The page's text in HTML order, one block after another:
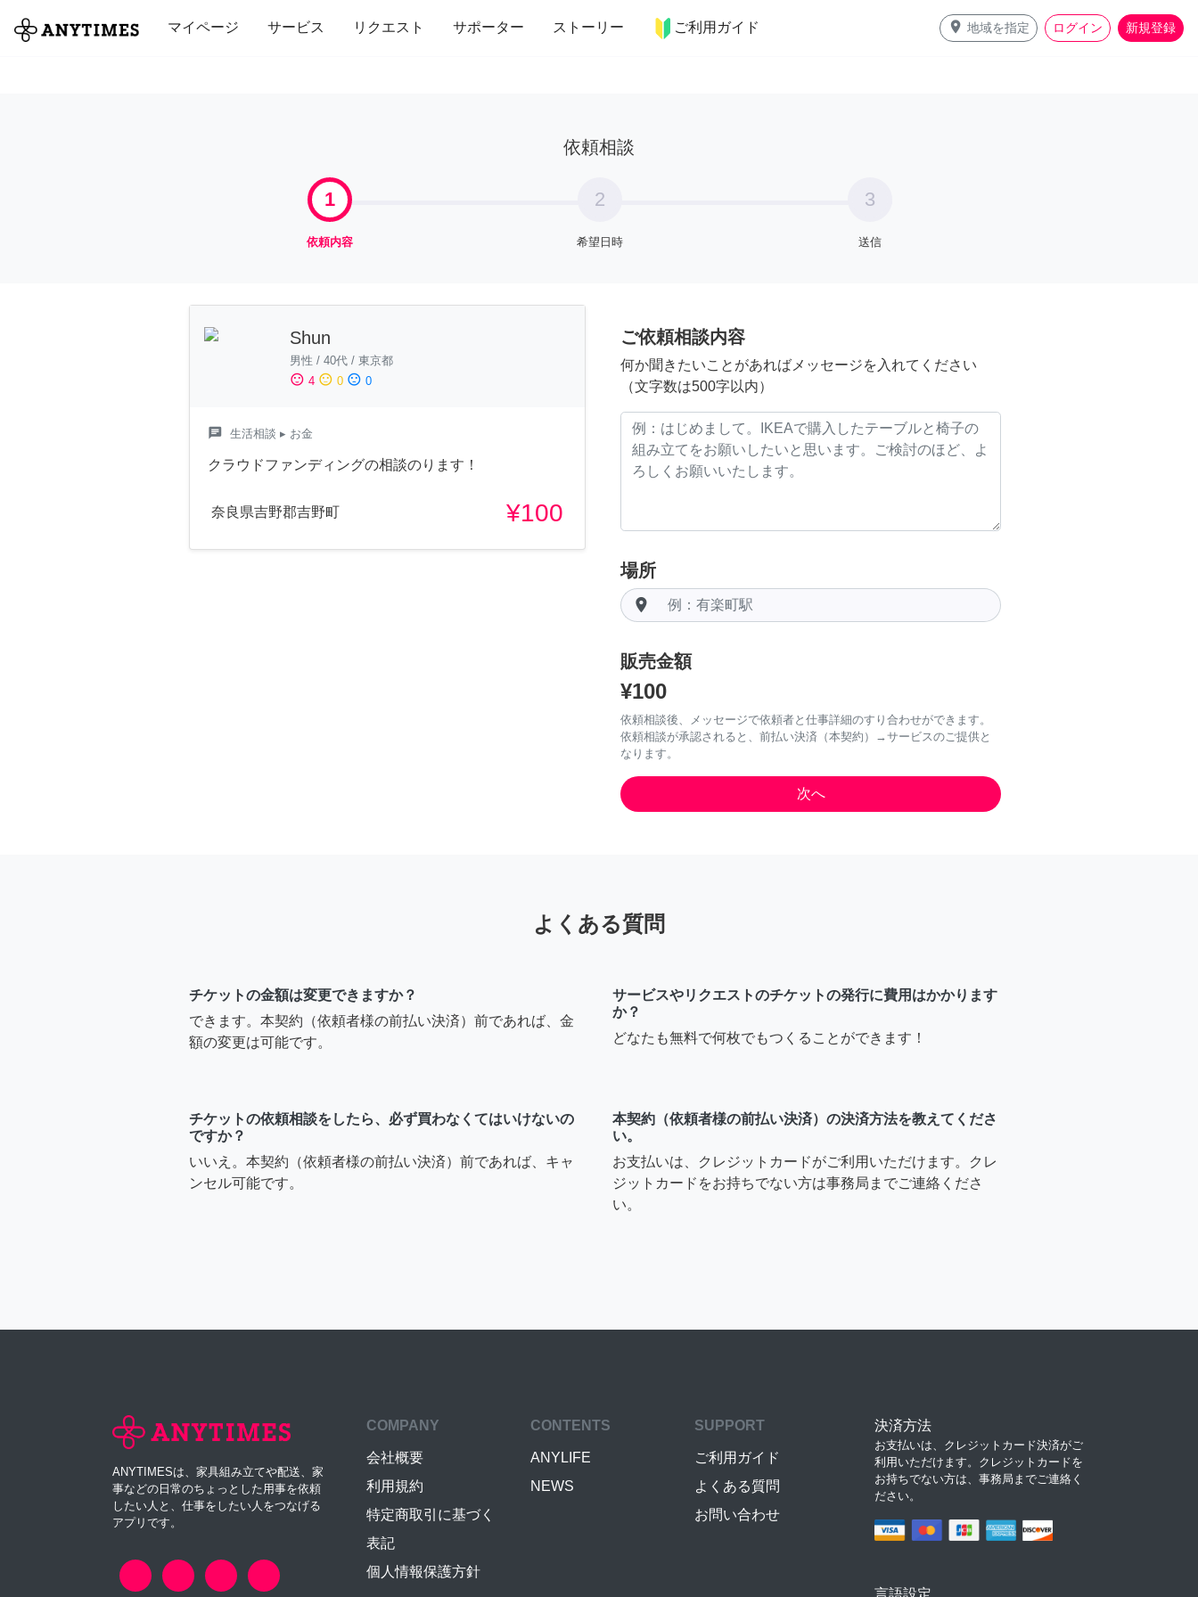
マイページ サービス リクエスト サポーター ストーリー ご利用ガイド place 地域を指定 ログイン 新規登録
全て 修理・組立 家事 引っ越し インテリア 趣味・習い事 ペット 料理
依頼相談
1
依頼内容
2
希望日時
3
送信
Shun
男性 / 40代 / 東京都
sentiment_satisfied 4 sentiment_neutral 0 sentiment_dissatisfied 0
chat 生活相談 ▸ お金
クラウドファンディングの相談のります！
奈良県吉野郡吉野町 ¥100
ご依頼相談内容
何か聞きたいことがあればメッセージを入れてください
（文字数は500字以内）
場所
room
販売金額
¥100
依頼相談後、メッセージで依頼者と仕事詳細のすり合わせができます。
依頼相談が承認されると、前払い決済（本契約）→サービスのご提供と
なります。
よくある質問
チケットの金額は変更できますか？
できます。本契約（依頼者様の前払い決済）前であれば、金
額の変更は可能です。
サービスやリクエストのチケットの発行に費用はかかります
か？
どなたも無料で何枚でもつくることができます！
チケットの依頼相談をしたら、必ず買わなくてはいけないの
ですか？
いいえ。本契約（依頼者様の前払い決済）前であれば、キャ
ンセル可能です。
本契約（依頼者様の前払い決済）の決済方法を教えてくださ
い。
お支払いは、クレジットカードがご利用いただけます。クレ
ジットカードをお持ちでない方は事務局までご連絡くださ
い。
ANYTIMESは、家具組み立てや配送、家
事などの日常のちょっとした用事を依頼
したい人と、仕事をしたい人をつなげる
アプリです。
COMPANY
会社概要
利用規約
特定商取引に基づく
表記
個人情報保護方針
CONTENTS
ANYLIFE
NEWS
SUPPORT
ご利用ガイド
よくある質問
お問い合わせ
決済方法
お支払いは、クレジットカード決済がご
利用いただけます。クレジットカードを
お持ちでない方は、事務局までご連絡く
ださい。
言語設定